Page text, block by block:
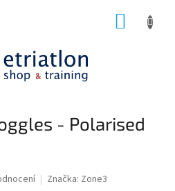
- Polarised
Značka: Zone3